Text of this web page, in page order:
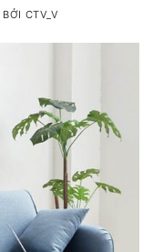
BỞI CTV_V